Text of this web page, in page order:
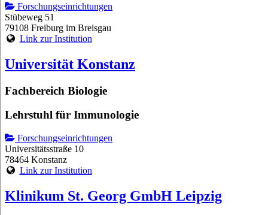
Forschungseinrichtungen
Stübeweg 51
79108 Freiburg im Breisgau
Link zur Institution
Universität Konstanz
Fachbereich Biologie
Lehrstuhl für Immunologie
Forschungseinrichtungen
Universitätsstraße 10
78464 Konstanz
Link zur Institution
Klinikum St. Georg GmbH Leipzig